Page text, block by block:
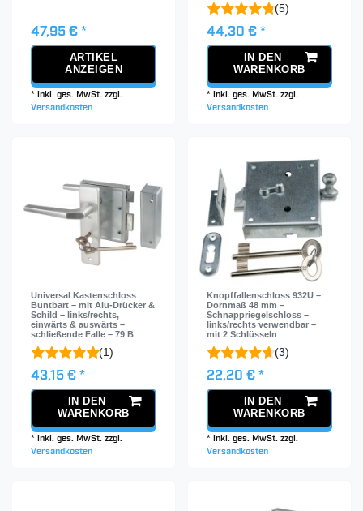
47,95 € *
ARTIKEL
ANZEIGEN
*inkl. ges. MwSt. zzgl.
Versandkosten
(5)
44,30 € *
IN DEN
WARENKORB
*inkl. ges. MwSt. zzgl.
Versandkosten
Universal Kastenschloss
Buntbart – mit Alu-Drücker &
Schild – links/rechts,
einwärts & auswärts –
schließende Falle – 79 B
(1)
43,15 € *
IN DEN
WARENKORB
*inkl. ges. MwSt. zzgl.
Versandkosten
Knopffallenschloss 932U –
Dornmaß 48 mm –
Schnappriegelschloss –
links/rechts verwendbar –
mit 2 Schlüsseln
(3)
22,20 € *
IN DEN
WARENKORB
*inkl. ges. MwSt. zzgl.
Versandkosten